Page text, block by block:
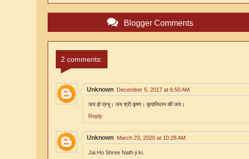
Blogger Comments
2 comments:
Unknown December 5, 2017 at 6:50 AM
जय हो प्रभु। जय श्री कृष्ण। कृपानिधान की जय।
Reply
Unknown March 23, 2020 at 10:28 AM
Jai Ho Shree Nath ji ki.